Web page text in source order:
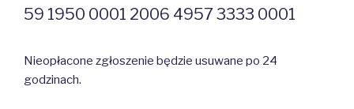
59 1950 0001 2006 4957 3333 0001
Nieopłacone zgłoszenie będzie usuwane po 24
godzinach.